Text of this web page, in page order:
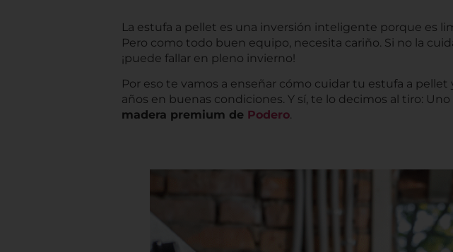
La estufa a pellet es una inversión inteligente porque es
Pero como todo buen equipo, necesita cariño. Si no la
¡puede fallar en pleno invierno!
Por eso te vamos a enseñar cómo cuidar tu estufa a
años en buenas condiciones. Y sí, te lo decimos al tiro:
madera premium de Podero.